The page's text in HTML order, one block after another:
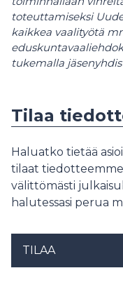
toteuttamiseksi
kaikkea vaalityötä
tukemalla
Tilaa
Haluatko tietää
tilaat
välittömästi
halutessasi perua
TILAA